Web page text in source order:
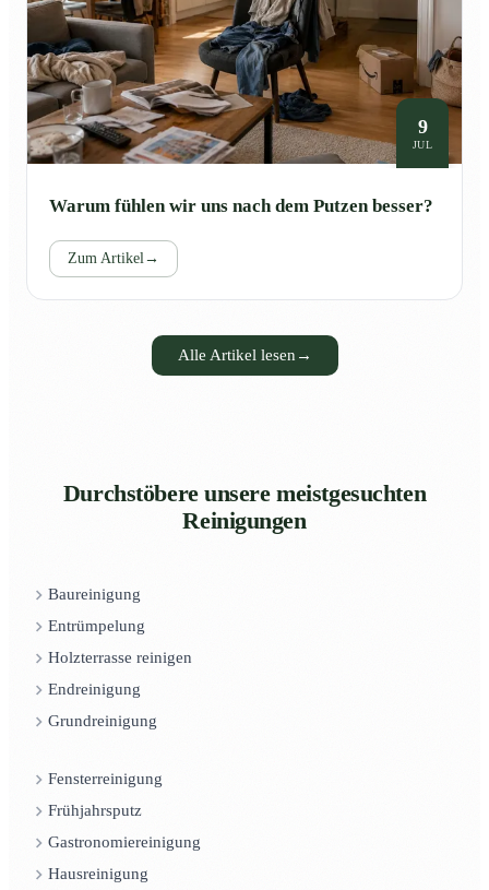
9
JUL
Warum fühlen wir uns nach dem Putzen besser?
Zum Artikel→
Alle Artikel lesen →
Durchstöbere unsere meistgesuchten
Reinigungen
Baureinigung
Entrümpelung
Holzterrasse reinigen
Endreinigung
Grundreinigung
Fensterreinigung
Frühjahrsputz
Gastronomiereinigung
Hausreinigung